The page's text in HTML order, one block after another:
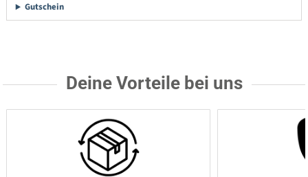
Gutschein
Deine Vorteile bei uns